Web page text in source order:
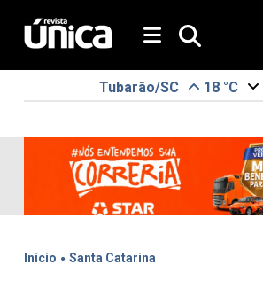
Tubarão/SC 18 °C
Início . Santa Catarina